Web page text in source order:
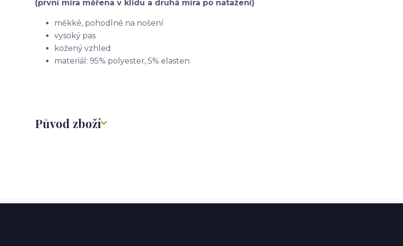
(první míra měřena v klidu a druhá míra po natažení)
měkké, pohodlné na nošení
vysoký pas
kožený vzhled
materiál: 95% polyester, 5% elasten
Původ zboží